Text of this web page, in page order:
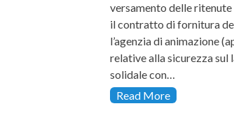
versamento delle
il contratto di fornitura
l’agenzia di animazione
relative alla sicurezza sul
solidale con…
Read More